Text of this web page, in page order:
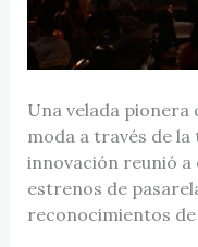
Una velada pionera
moda a través de
innovación reunió
estrenos de
reconocimientos